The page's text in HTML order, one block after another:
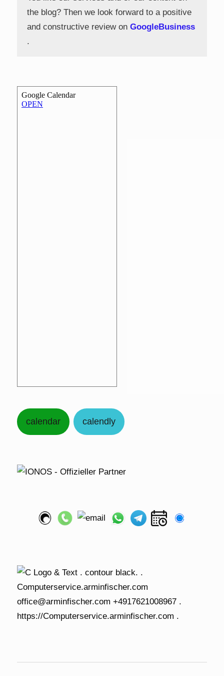
the blog? Then we look forward to a positive
and constructive review on GoogleBusiness
.
calendar calendly